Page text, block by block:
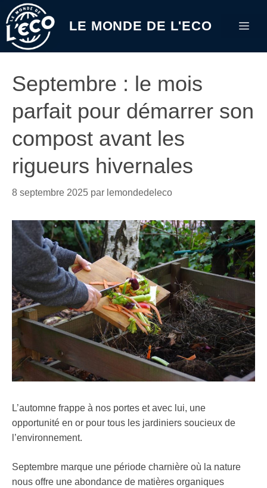
Aller
au
contenu
LE MONDE DE L'ECO
Septembre : le mois
parfait pour démarrer son
compost avant les
rigueurs hivernales
8 septembre 2025 par lemondedeleco
L’automne frappe à nos portes et avec lui, une
opportunité en or pour tous les jardiniers soucieux de
l’environnement.
Septembre marque une période charnière où la nature
nous offre une abondance de matières organiques